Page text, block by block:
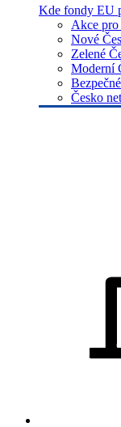
Kde fondy EU
Akce pro
Nové
Zelené
Moderní
Česko